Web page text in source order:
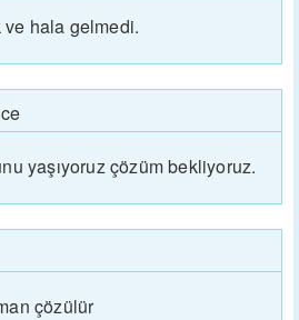
hala gelmedi.
yaşıyoruz çözüm bekliyoruz.
çözülür